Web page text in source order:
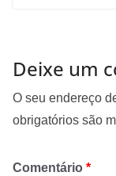
Deixe um
O seu endereço
obrigatórios são
Comentário *